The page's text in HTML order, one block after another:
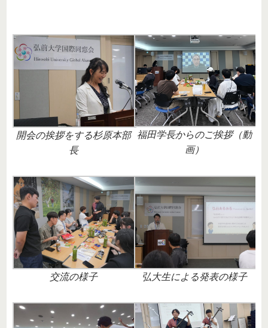
開会の挨拶をする杉原本部
長
福田学長からのご挨拶（動
画）
交流の様子 弘大生による発表の様子